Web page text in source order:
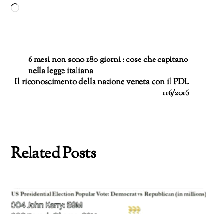
Caricamento
6 mesi non sono 180 giorni : cose che capitano
nella legge italiana
Il riconoscimento della nazione veneta con il PDL
116/2016
Related Posts